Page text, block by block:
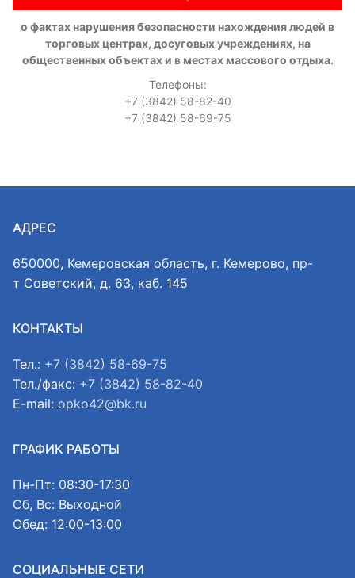
о фактах нарушения безопасности нахождения людей в
торговых центрах, досуговых учреждениях, на
общественных объектах и в местах массового отдыха.
Телефоны:
+7 (3842) 58-82-40
+7 (3842) 58-69-75
АДРЕС
650000, Кемеровская область, г. Кемерово, пр-
т Советский, д. 63, каб. 145
КОНТАКТЫ
Тел.: +7 (3842) 58-69-75
Тел./факс: +7 (3842) 58-82-40
E-mail: opko42@bk.ru
ГРАФИК РАБОТЫ
Пн-Пт: 08:30-17:30
Сб, Вс: Выходной
Обед: 12:00-13:00
СОЦИАЛЬНЫЕ СЕТИ